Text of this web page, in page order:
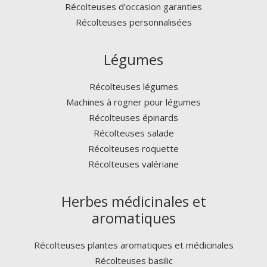
Récolteuses d’occasion garanties
Récolteuses personnalisées
Légumes
Récolteuses légumes
Machines à rogner pour légumes
Récolteuses épinards
Récolteuses salade
Récolteuses roquette
Récolteuses valériane
Herbes médicinales et
aromatiques
Récolteuses plantes aromatiques et médicinales
Récolteuses basilic